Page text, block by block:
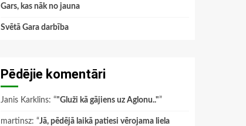
Gars, kas nāk no jauna
Svētā Gara darbība
Pēdējie komentāri
Janis Karklins: “"Gluži kā gājiens uz Aglonu.."”
martinsz: “Jā, pēdējā laikā patiesi vērojama liela